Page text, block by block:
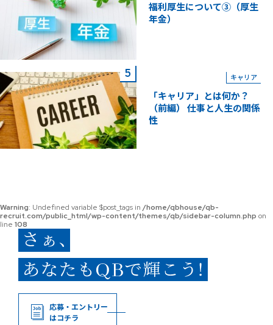
福利厚生について③（厚生
年金）
キャリア
「キャリア」とは何か？
（前編） 仕事と人生の関係
性
Warning: Undefined variable $post_tags in /home/qbhouse/qb-
recruit.com/public_html/wp-content/themes/qb/sidebar-column.php on
line 108
応募・エントリー
はコチラ